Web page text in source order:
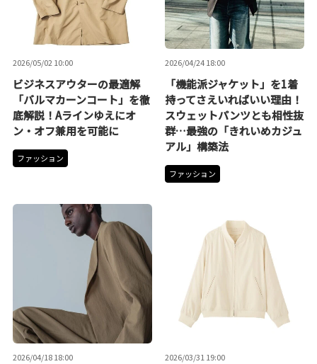
2026/05/02 10:00
ビジネスアウターの最適解
「バルマカーンコート」を徹
底解説！Aラインゆえにオ
ン・オフ兼用を可能に
ファッション
2026/04/24 18:00
「機能派ジャケット」を1着
持ってさえいればいい理由！
スウェットパンツとも相性抜
群…最強の「きれいめカジュ
アル」構築法
ファッション
2026/04/18 18:00 2026/03/31 19:00